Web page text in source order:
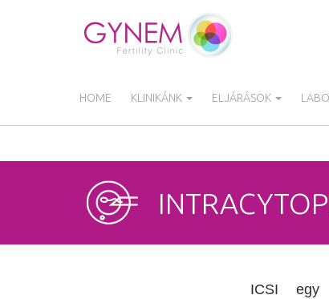
HOME KLINIKÁNK ELJÁRÁSOK
ICSI egy